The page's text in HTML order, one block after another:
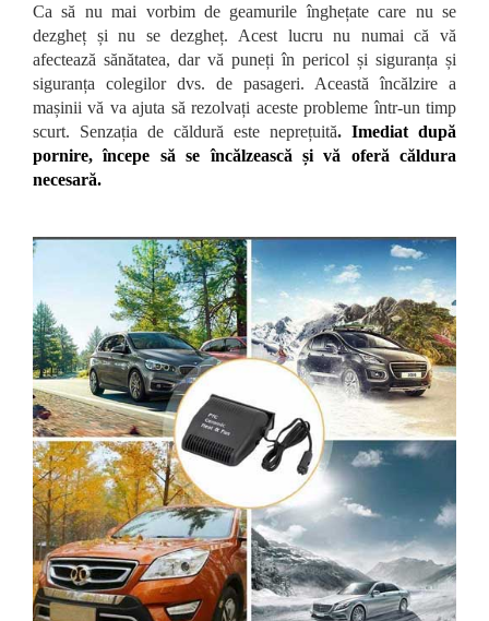
Ca să nu mai vorbim de geamurile înghețate care nu se
dezgheț și nu se dezgheț. Acest lucru nu numai că vă
afectează sănătatea, dar vă puneți în pericol și siguranța și
siguranța colegilor dvs. de pasageri. Această încălzire a
mașinii vă va ajuta să rezolvați aceste probleme într-un timp
scurt. Senzația de căldură este neprețuită. Imediat după
pornire, începe să se încălzească și vă oferă căldura
necesară.